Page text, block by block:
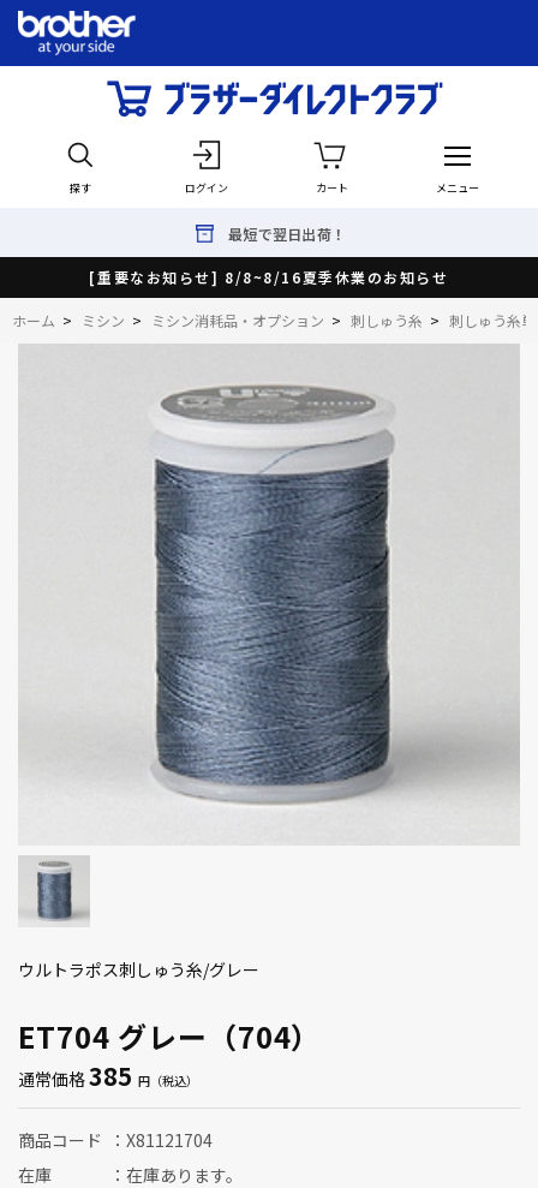
探す ログイン カート メニュー
最短で翌日出荷！
[重要なお知らせ] 8/8~8/16夏季休業のお知らせ
ホーム > ミシン > ミシン消耗品・オプション > 刺しゅう糸 > 刺しゅう糸
ET704 グレー（704）
ウルトラポス刺しゅう糸/グレー
通常価格385
商品コード
X81121704
在庫
在庫あります。